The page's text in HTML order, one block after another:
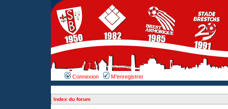
Connexion M’enregistrer
Index du forum